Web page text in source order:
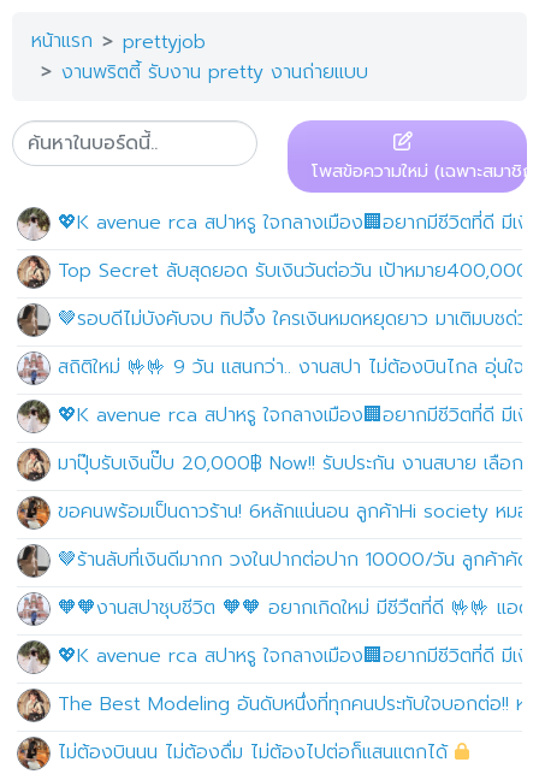
หน้าแรก
prettyjob
งานพริตตี้ รับงาน pretty งานถ่ายแบบ
โพสข้อความใหม่ (เฉพาะสมาชิก)
💖K avenue rca สปาหรู ใจกลางเมือง🏢อยากมีชีวิตที่ดี มีเงิ
Top Secret ลับสุดยอด รับเงินวันต่อวัน เป้าหมาย400,000
🤎รอบดีไม่บังคับจบ ทิปจึ้ง ใครเงินหมดหยุดยาว มาเติมบชด่ว
สถิติใหม่ 🤟🤟 9 วัน แสนกว่า.. งานสปา ไม่ต้องบินไกล อุ่นใ
💖K avenue rca สปาหรู ใจกลางเมือง🏢อยากมีชีวิตที่ดี มีเงิ
มาปุ๊บรับเงินปั๊บ 20,000฿ Now!! รับประกัน งานสบาย เลือ
ขอคนพร้อมเป็นดาวร้าน! 6หลักแน่นอน ลูกค้าHi society หมอ
🤎ร้านลับที่เงินดีมากก วงในปากต่อปาก 10000/วัน ลูกค้าคัด
🧡🧡งานสปาชุบชีวิต 🧡🧡 อยากเกิดใหม่ มีชีวืตที่ดี 🤟🤟 แอด
💖K avenue rca สปาหรู ใจกลางเมือง🏢อยากมีชีวิตที่ดี มีเงิ
The Best Modeling อันดับหนึ่งที่ทุกคนประทับใจบอกต่อ!! ห
ไม่ต้องบินนน ไม่ต้องดื่ม ไม่ต้องไปต่อก็แสนแตกได้